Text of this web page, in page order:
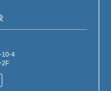
10-4
2F